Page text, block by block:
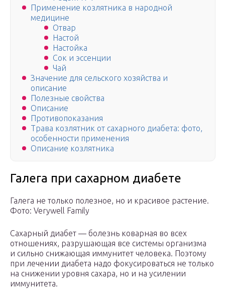
Применение козлятника в народной
медицине
Отвар
Настой
Настойка
Сок и эссенции
Чай
Значение для сельского хозяйства и
описание
Полезные свойства
Описание
Противопоказания
Трава козлятник от сахарного диабета: фото,
особенности применения
Описание козлятника
Галега при сахарном диабете
Галега не только полезное, но и красивое растение.
Фото: Verywell Family
Сахарный диабет — болезнь коварная во всех
отношениях, разрушающая все системы организма
и сильно снижающая иммунитет человека. Поэтому
при лечении диабета надо фокусироваться не только
на снижении уровня сахара, но и на усилении
иммунитета.